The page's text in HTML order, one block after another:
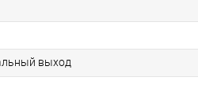
выход